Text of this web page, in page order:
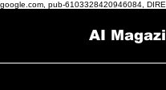
google.com, pub-6103328420946084,
AI